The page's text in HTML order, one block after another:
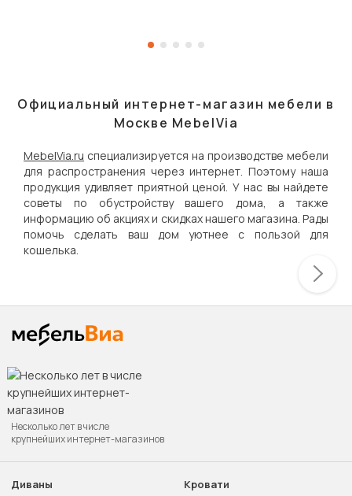
Официальный интернет-магазин мебели в
Москве MebelVia
MebelVia.ru специализируется на производстве мебели
для распространения через интернет. Поэтому наша
продукция удивляет приятной ценой. У нас вы найдете
советы по обустройству вашего дома, а также
информацию об акциях и скидках нашего магазина. Рады
помочь сделать ваш дом уютнее с пользой для
кошелька.
Несколько лет в числе
крупнейших интернет-магазинов
Диваны
Кровати